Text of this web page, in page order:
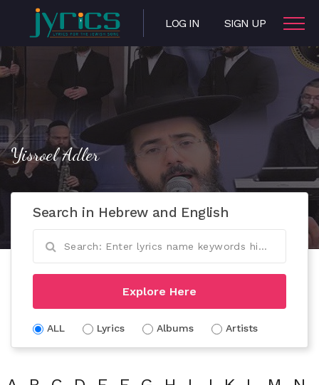
LOG IN SIGN UP
Yisroel Adler
Search in Hebrew and English
Explore Here
ALL Lyrics Albums Artists